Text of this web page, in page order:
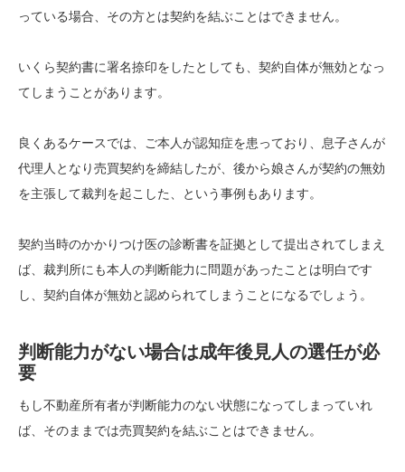
っている場合、その方とは契約を結ぶことはできません。
いくら契約書に署名捺印をしたとしても、契約自体が無効となっ
てしまうことがあります。
良くあるケースでは、ご本人が認知症を患っており、息子さんが
代理人となり売買契約を締結したが、後から娘さんが契約の無効
を主張して裁判を起こした、という事例もあります。
契約当時のかかりつけ医の診断書を証拠として提出されてしまえ
ば、裁判所にも本人の判断能力に問題があったことは明白です
し、契約自体が無効と認められてしまうことになるでしょう。
判断能力がない場合は成年後見人の選任が必
要
もし不動産所有者が判断能力のない状態になってしまっていれ
ば、そのままでは売買契約を結ぶことはできません。